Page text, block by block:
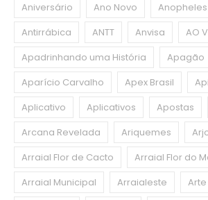
Aniversário
Ano Novo
Antirrábica
ANTT Anvisa
AO
Apadrinhando uma História
Apagão
Aparício Carvalho
Apex Brasil
Aplicativo
Aplicativos Apostas
Arcana Revelada
Ariquemes
Arraial Flor de Cacto
Arraial Flor do
Arraial Municipal
Arraialeste